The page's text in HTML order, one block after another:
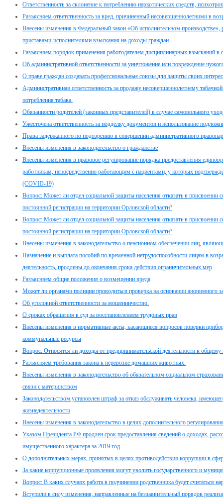
Ответственность за склонение к потреблению наркотических средств,
Разъясняем ответственность за вред, причиненный несовершеннолетними в
Внесены изменения в Федеральный закон «Об исполнительном
приставами-исполнителями взыскания на доходы граждан.
Разъясняем порядок применения работодателем дисциплинарных взысканий в
Об административной ответственности за уничтожение или повреждение
О праве граждан создавать профессиональные союзы для защиты своих
Административная ответственность за продажу несовершеннолетнему
потребления табака.
Обязанности родителей (законных представителей) в случае самовольного
Ужесточена ответственность за подделку документов и использование
Права задержанного по подозрению в совершении административного
Внесены изменения в законодательство о гражданстве
Внесены изменения в правовое регулирование порядка предоставления
работникам, непосредственно работающим с пациентами, у которых
(COVID-19)
Вопрос: Может ли отдел социальной защиты населения отказать в присвоении
постоянной регистрации на территории Орловской области?
Вопрос: Может ли отдел социальной защиты населения отказать в присвоении
постоянной регистрации на территории Орловской области?
Внесены изменения в законодательство о пенсионном обеспечении лиц,
Назначение и выплата пособий по временной нетрудоспособности лицам в
деятельность, продлены до окончания срока действия ограничительных мер
Разъясняем общие положения о возмещении вреда
Может ли органами полиции проводиться проверка на основании анонимного
Об уголовной ответственности за мошенничество.
О сроках обращения в суд за восстановлением трудовых прав
Внесены изменения в нормативные акты, касающиеся вопросов поверки
коммунальные ресурсы
Вопрос: Относятся ли доходы от предпринимательской деятельности к
Разъясняем требования закона к перевозке домашних животных.
Внесены изменения в законодательство об обязательном социальном
связи с материнством
Законодательством установлен штраф за отказ обслуживать человека,
жизнедеятельности
Внесены изменения в законодательство в целях дополнительного
Указом Президента РФ продлен срок предоставления сведений о доходах,
имущественного характера за 2019 год
О дополнительных мерах, принятых в целях противодействия коррупции в
За какие коррупционные проявления могут уволить государственного и
Вопрос: В каких случаях работа в подчинении родственника будет считаться
Вступили в силу изменения, направленные на беззаявительный порядок